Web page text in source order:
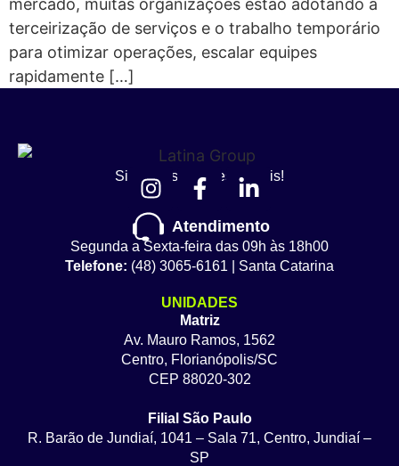
mercado, muitas organizações estão adotando a
terceirização de serviços e o trabalho temporário
para otimizar operações, escalar equipes
rapidamente […]
Siga nossas redes sociais!
Atendimento
Segunda a Sexta-feira das 09h às 18h00
Telefone: (48) 3065-6161 | Santa Catarina
UNIDADES
Matriz
Av. Mauro Ramos, 1562
Centro, Florianópolis/SC
CEP 88020-302
Filial São Paulo
R. Barão de Jundiaí, 1041 – Sala 71, Centro, Jundiaí –
SP